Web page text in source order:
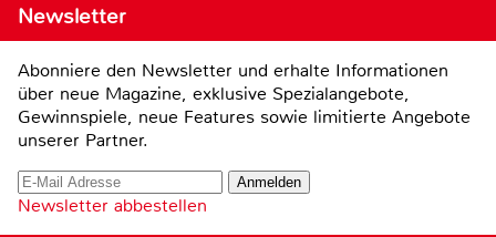
Newsletter
Abonniere den Newsletter und erhalte Informationen
über neue Magazine, exklusive Spezialangebote,
Gewinnspiele, neue Features sowie limitierte Angebote
unserer Partner.
Newsletter abbestellen